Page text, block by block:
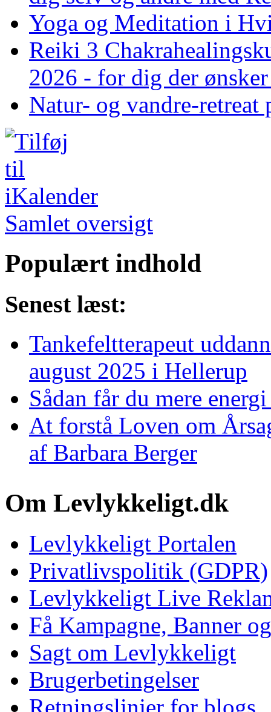
Yoga og Meditation i
Reiki 3
2026 - for dig der
Natur- og vandre-retreat
Samlet oversigt
Populært indhold
Senest læst:
Tankefeltterapeut
august 2025 i Hellerup
Sådan får du mere
At forstå Loven om
af Barbara Berger
Om Levlykkeligt.dk
Levlykkeligt Portalen
Privatlivspolitik (GDPR)
Levlykkeligt Live
Få Kampagne, Banner
Sagt om Levlykkeligt
Brugerbetingelser
Retningslinjer for blogs